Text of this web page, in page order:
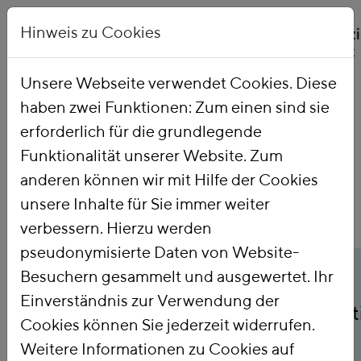
Startseite Publikationen
Titel
Die Chancen für eine
ökologische
auf EU-Ebene
Hinweis zu Cookies
Unsere Webseite verwendet Cookies. Diese
haben zwei Funktionen: Zum einen sind sie
erforderlich für die grundlegende
Funktionalität unserer Website. Zum
anderen können wir mit Hilfe der Cookies
unsere Inhalte für Sie immer weiter
verbessern. Hierzu werden
pseudonymisierte Daten von Website-
Besuchern gesammelt und ausgewertet. Ihr
Einverständnis zur Verwendung der
Cookies können Sie jederzeit widerrufen.
Weitere Informationen zu Cookies auf